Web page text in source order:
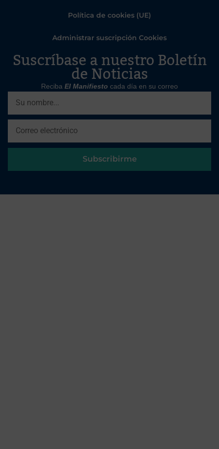
Política de cookies (UE)
Administrar suscripción Cookies
Suscríbase a nuestro Boletín
de Noticias
Reciba El Manifiesto cada día en su correo
Subscribirme